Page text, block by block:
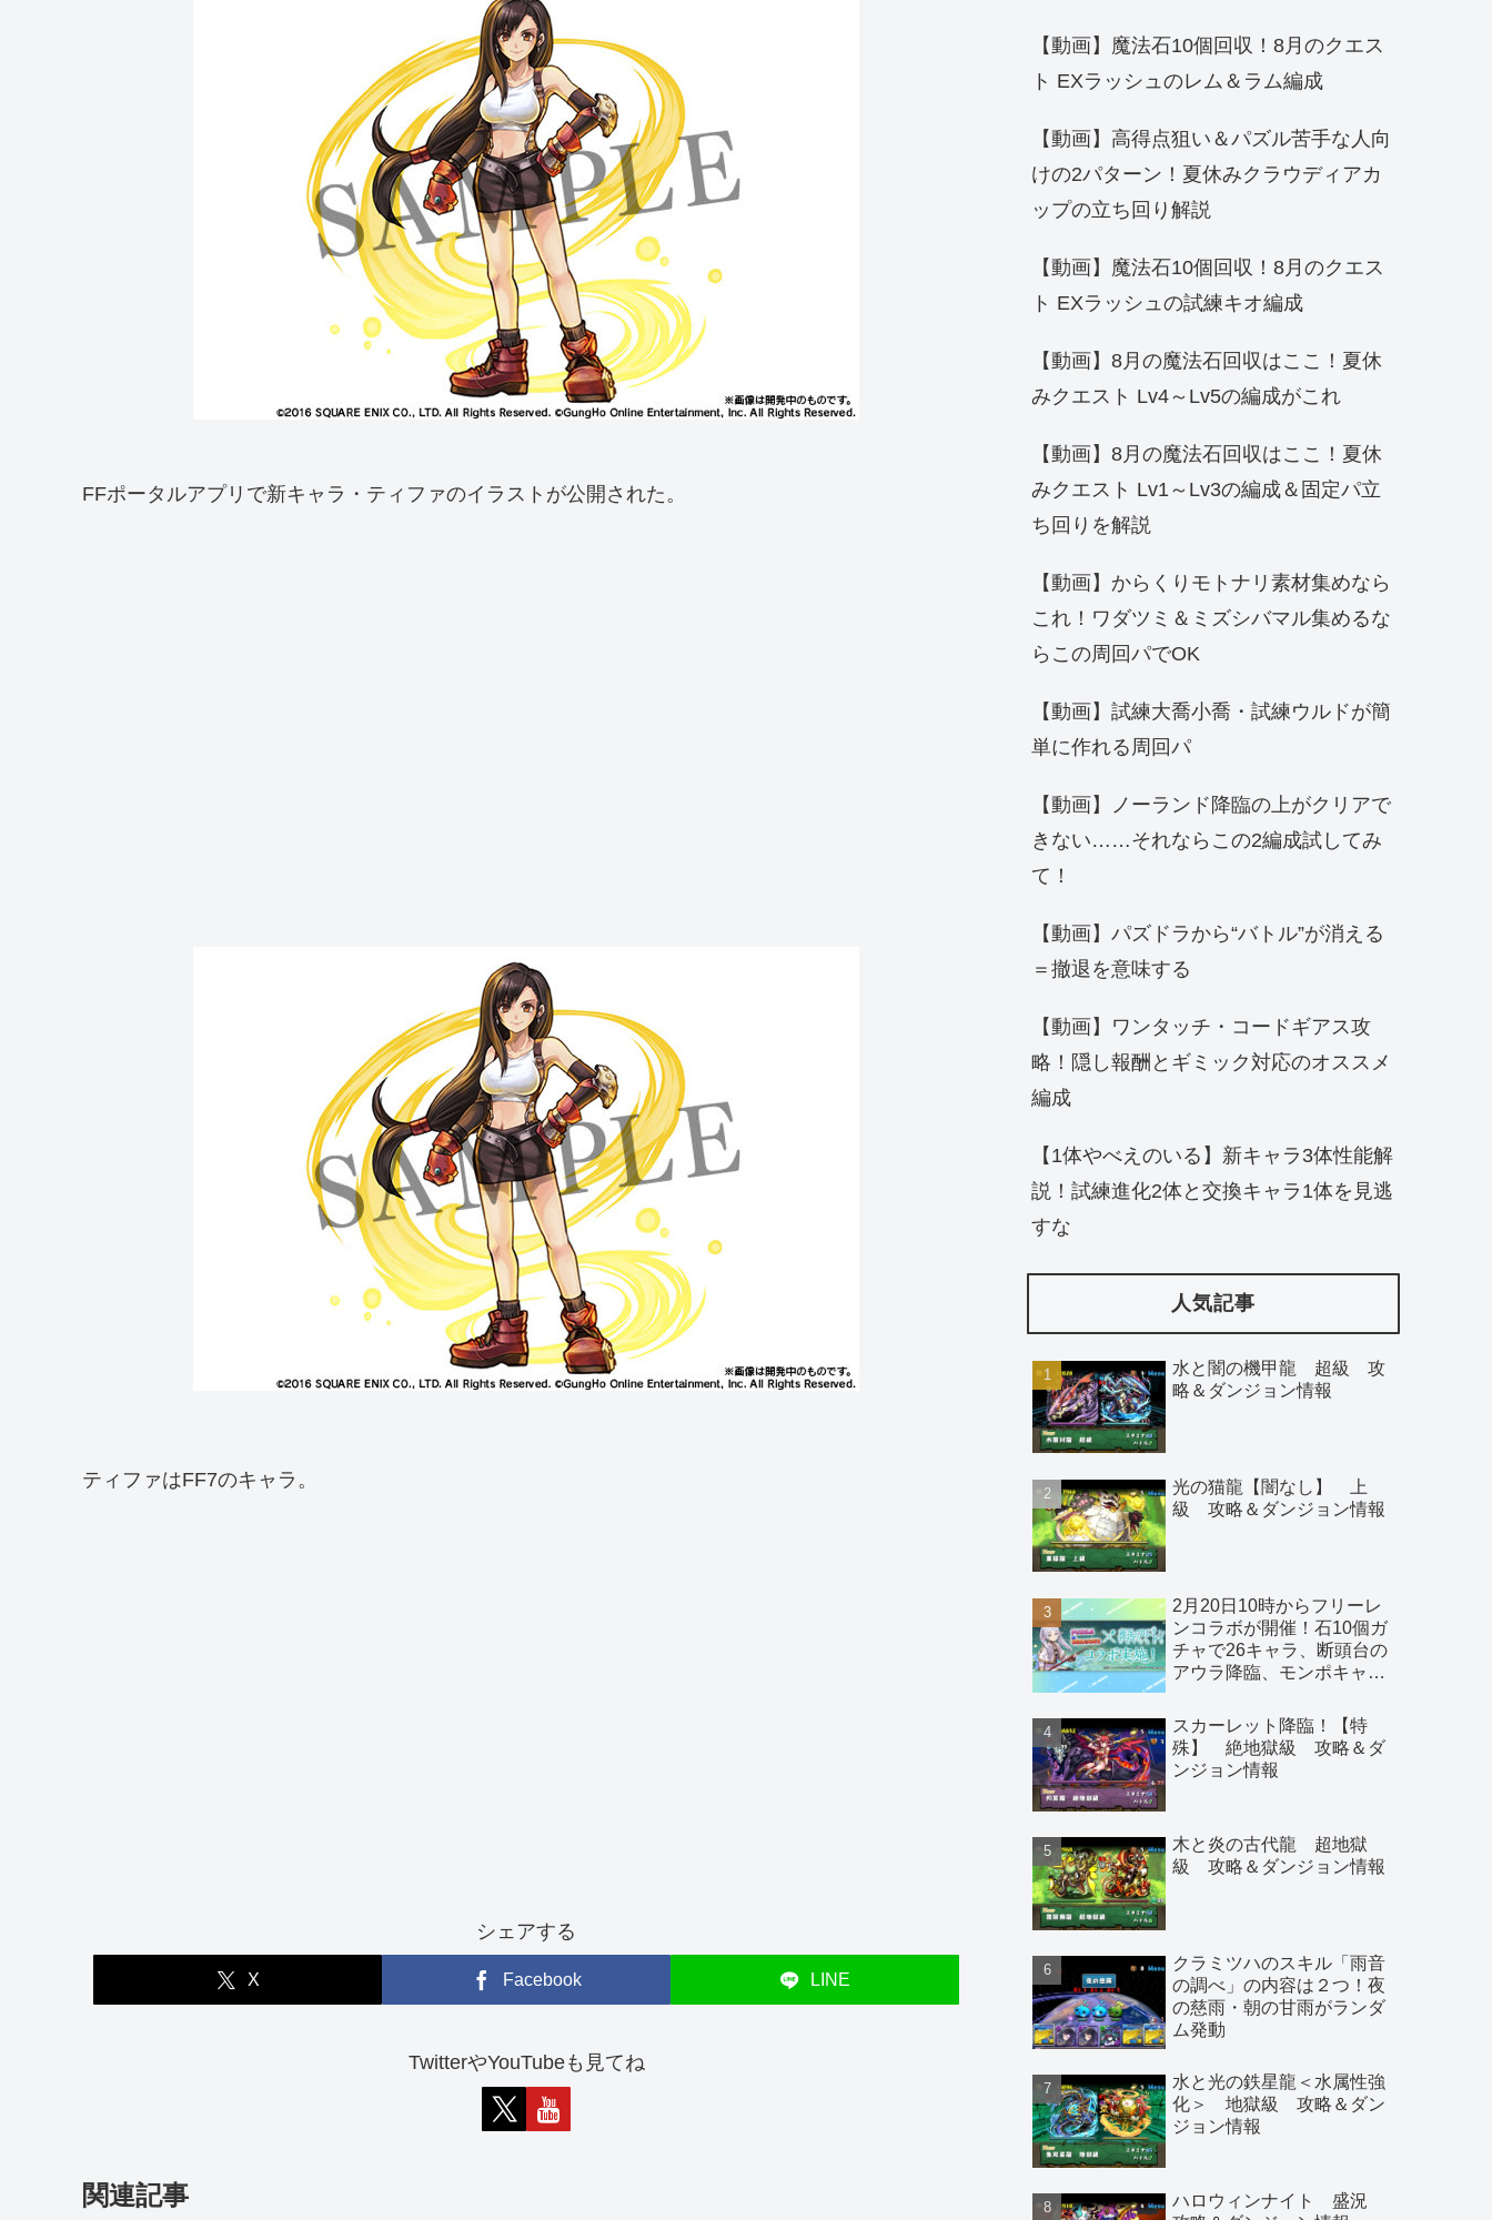
FFポータルアプリで新キャラ・ティファのイラストが公開された。
ティファはFF7のキャラ。
シェアする
X Facebook LINE
TwitterやYouTubeも見てね
関連記事
【動画】魔法石10個回収！8月のクエス
ト EXラッシュのレム＆ラム編成
【動画】高得点狙い＆パズル苦手な人向
けの2パターン！夏休みクラウディアカ
ップの立ち回り解説
【動画】魔法石10個回収！8月のクエス
ト EXラッシュの試練キオ編成
【動画】8月の魔法石回収はここ！夏休
みクエスト Lv4～Lv5の編成がこれ
【動画】8月の魔法石回収はここ！夏休
みクエスト Lv1～Lv3の編成＆固定パ立
ち回りを解説
【動画】からくりモトナリ素材集めなら
これ！ワダツミ＆ミズシバマル集めるな
らこの周回パでOK
【動画】試練大喬小喬・試練ウルドが簡
単に作れる周回パ
【動画】ノーランド降臨の上がクリアで
きない……それならこの2編成試してみ
て！
【動画】パズドラから“バトル”が消える
＝撤退を意味する
【動画】ワンタッチ・コードギアス攻
略！隠し報酬とギミック対応のオススメ
編成
【1体やべえのいる】新キャラ3体性能解
説！試練進化2体と交換キャラ1体を見逃
すな
人気記事
水と闇の機甲龍 超級 攻
略＆ダンジョン情報
光の猫龍【闇なし】 上
級 攻略＆ダンジョン情報
2月20日10時からフリーレ
ンコラボが開催！石10個ガ
チャで26キャラ、断頭台の
アウラ降臨、モンポキャラ
スカーレット降臨！【特
殊】 絶地獄級 攻略＆ダ
ンジョン情報
木と炎の古代龍 超地獄
級 攻略＆ダンジョン情報
クラミツハのスキル「雨音
の調べ」の内容は２つ！夜
の慈雨・朝の甘雨がランダ
ム発動
水と光の鉄星龍＜水属性強
化＞ 地獄級 攻略＆ダン
ジョン情報
ハロウィンナイト 盛況